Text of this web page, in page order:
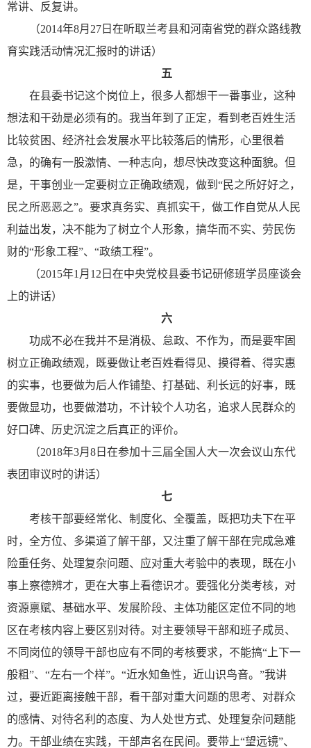
常讲、反复讲。
（2014年8月27日在听取兰考县和河南省党的群众路线教
育实践活动情况汇报时的讲话）
五
在县委书记这个岗位上，很多人都想干一番事业，这种
想法和干劲是必须有的。我当年到了正定，看到老百姓生活
比较贫困、经济社会发展水平比较落后的情形，心里很着
急，的确有一股激情、一种志向，想尽快改变这种面貌。但
是，干事创业一定要树立正确政绩观，做到“民之所好好之，
民之所恶恶之”。要求真务实、真抓实干，做工作自觉从人民
利益出发，决不能为了树立个人形象，搞华而不实、劳民伤
财的“形象工程”、“政绩工程”。
（2015年1月12日在中央党校县委书记研修班学员座谈会
上的讲话）
六
功成不必在我并不是消极、怠政、不作为，而是要牢固
树立正确政绩观，既要做让老百姓看得见、摸得着、得实惠
的实事，也要做为后人作铺垫、打基础、利长远的好事，既
要做显功，也要做潜功，不计较个人功名，追求人民群众的
好口碑、历史沉淀之后真正的评价。
（2018年3月8日在参加十三届全国人大一次会议山东代
表团审议时的讲话）
七
考核干部要经常化、制度化、全覆盖，既把功夫下在平
时，全方位、多渠道了解干部，又注重了解干部在完成急难
险重任务、处理复杂问题、应对重大考验中的表现，既在小
事上察德辨才，更在大事上看德识才。要强化分类考核，对
资源禀赋、基础水平、发展阶段、主体功能区定位不同的地
区在考核内容上要区别对待。对主要领导干部和班子成员、
不同岗位的领导干部也应有不同的考核要求，不能搞“上下一
般粗”、“左右一个样”。“近水知鱼性，近山识鸟音。”我讲
过，要近距离接触干部，看干部对重大问题的思考、对群众
的感情、对待名利的态度、为人处世方式、处理复杂问题能
力。干部业绩在实践，干部声名在民间。要带上“望远镜”、